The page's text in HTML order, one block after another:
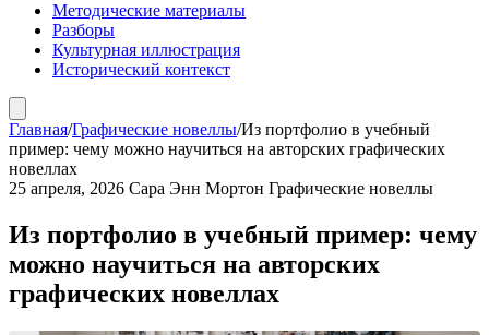
Методические материалы
Разборы
Культурная иллюстрация
Исторический контекст
Главная/Графические новеллы/Из портфолио в учебный
пример: чему можно научиться на авторских графических
новеллах
25 апреля, 2026 Сара Энн Мортон Графические новеллы
Из портфолио в учебный пример: чему
можно научиться на авторских
графических новеллах